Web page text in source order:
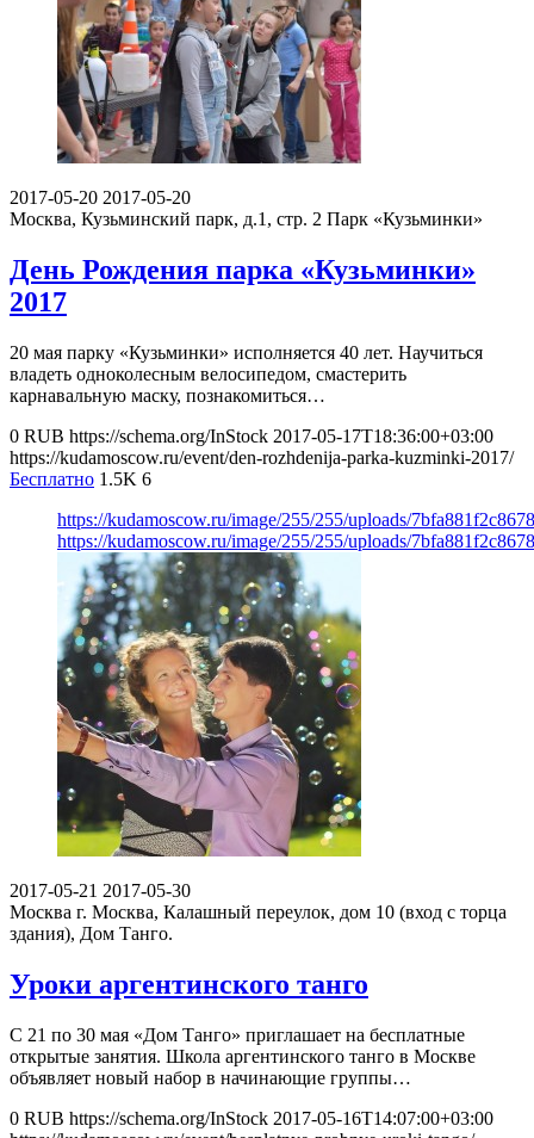
2017-05-20 2017-05-20
Москва, Кузьминский парк, д.1, стр. 2 Парк «Кузьминки»
День Рождения парка «Кузьминки»
2017
20 мая парку «Кузьминки» исполняется 40 лет. Научиться
владеть одноколесным велосипедом, смастерить
карнавальную маску, познакомиться…
0 RUB https://schema.org/InStock 2017-05-17T18:36:00+03:00
https://kudamoscow.ru/event/den-rozhdenija-parka-kuzminki-2017/
Бесплатно 1.5K 6
https://kudamoscow.ru/image/255/255/uploads/
https://kudamoscow.ru/image/255/255/uploads/
2017-05-21 2017-05-30
Москва г. Москва, Калашный переулок, дом 10 (вход с торца
здания), Дом Танго.
Уроки аргентинского танго
С 21 по 30 мая «Дом Танго» приглашает на бесплатные
открытые занятия. Школа аргентинского танго в Москве
объявляет новый набор в начинающие группы…
0 RUB https://schema.org/InStock 2017-05-16T14:07:00+03:00